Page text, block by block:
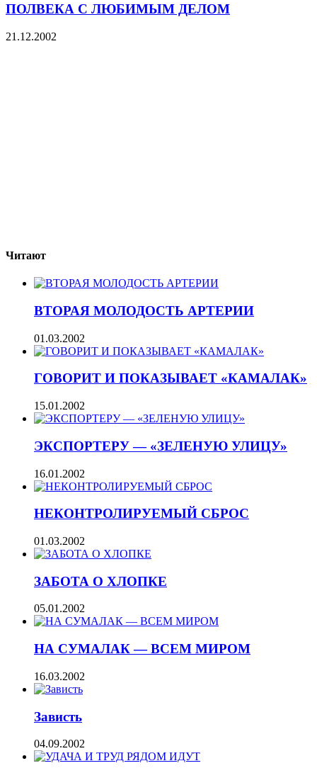
ПОЛВЕКА С ЛЮБИМЫМ ДЕЛОМ
21.12.2002
Читают
ВТОРАЯ МОЛОДОСТЬ АРТЕРИИ
01.03.2002
ГОВОРИТ И ПОКАЗЫВАЕТ «КАМАЛАК»
15.01.2002
ЭКСПОРТЕРУ — «ЗЕЛЕНУЮ УЛИЦУ»
16.01.2002
НЕКОНТРОЛИРУЕМЫЙ СБРОС
01.03.2002
ЗАБОТА О ХЛОПКЕ
05.01.2002
НА СУМАЛАК — ВСЕМ МИРОМ
16.03.2002
Зависть
04.09.2002